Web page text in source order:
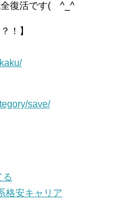
復活です( ^_^
！】
save/
る
格安キャリア